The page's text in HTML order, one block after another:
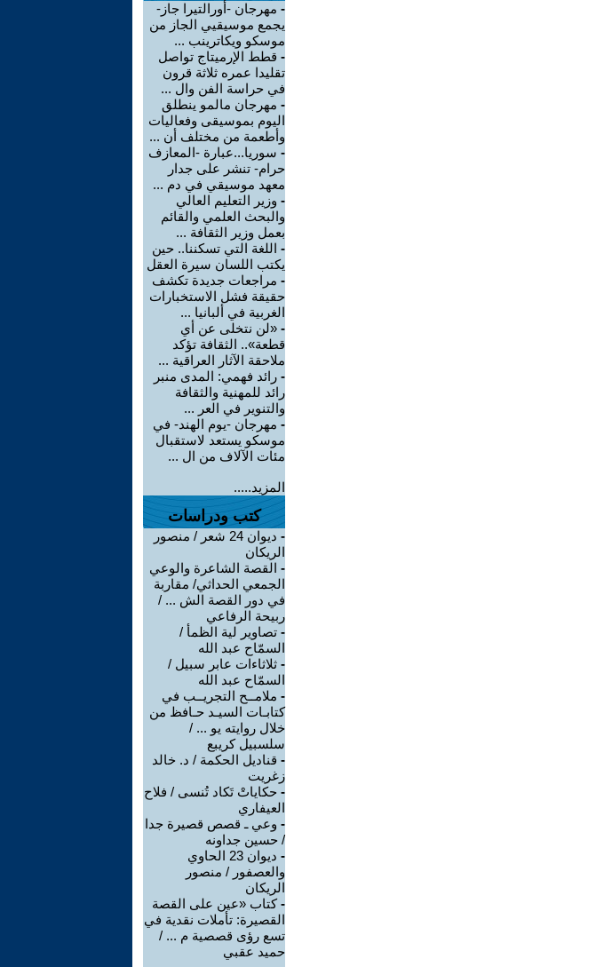
- مهرجان -أورالتيرا جاز-
يجمع موسيقيي الجاز من
موسكو ويكاترينب ...
- قطط الإرميتاج تواصل
تقليدا عمره ثلاثة قرون
في حراسة الفن وال ...
- مهرجان مالمو ينطلق
اليوم بموسيقى وفعاليات
وأطعمة من مختلف أن ...
- سوريا...عبارة -المعازف
حرام- تنشر على جدار
معهد موسيقي في دم ...
- وزير التعليم العالي
والبحث العلمي والقائم
بعمل وزير الثقافة ...
- اللغة التي تسكننا.. حين
يكتب اللسان سيرة العقل
- مراجعات جديدة تكشف
حقيقة فشل الاستخبارات
الغربية في ألبانيا ...
- «لن نتخلى عن أي
قطعة».. الثقافة تؤكد
ملاحقة الآثار العراقية ...
- رائد فهمي: المدى منبر
رائد للمهنية والثقافة
والتنوير في العر ...
- مهرجان -يوم الهند- في
موسكو يستعد لاستقبال
مئات الآلاف من ال ...
المزيد.....
كتب ودراسات
-
ديوان 24 شعر / منصور
الريكان
- القصة الشاعرة والوعي
الجمعي الحداثي/ مقاربة
في دور القصة الش ... /
ربيحة الرفاعي
- تصاوير لية الظمأ /
السمّاح عبد الله
- ثلاثاءات عابر سبيل /
السمّاح عبد الله
- ملامــح التجريــب في
كتابـات السيـد حـافظ من
خلال روايته يو ... /
سلسبيل كريبع
- قناديل الحكمة / د. خالد
زغريت
- حكاياتْ تَكاد تُنسى / فلاح
العيفاري
- وعي ـ قصص قصيرة جدا
/ حسين جداونه
-
ديوان 23 الحاوي
والعصفور / منصور
الريكان
-كتاب «عين على القصة
القصيرة: تأملات نقدية في
تسع رؤى قصصية م ... /
حميد عقبي